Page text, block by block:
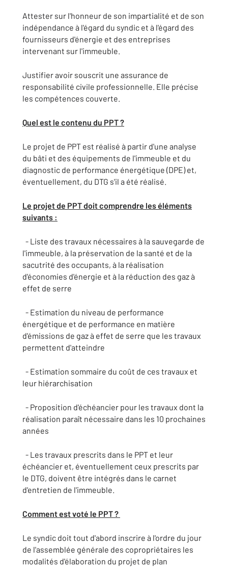
Attester sur l'honneur de son impartialité et de son
indépendance à l'égard du syndic et à l'égard des
fournisseurs d'énergie et des entreprises
intervenant sur l'immeuble.
Justifier avoir souscrit une assurance de
responsabilité civile professionnelle. Elle précise
les compétences couverte.
Quel est le contenu du PPT ?
Le projet de PPT est réalisé à partir d'une analyse
du bâti et des équipements de l'immeuble et du
diagnostic de performance énergétique (DPE) et,
éventuellement, du DTG s'il a été réalisé.
Le projet de PPT doit comprendre les éléments
suivants :
- Liste des travaux nécessaires à la sauvegarde de
l'immeuble, à la préservation de la santé et de la
sacutrité des occupants, à la réalisation
d'économies d'énergie et à la réduction des gaz à
effet de serre
- Estimation du niveau de performance
énergétique et de performance en matière
d'émissions de gaz à effet de serre que les travaux
permettent d'atteindre
- Estimation sommaire du coût de ces travaux et
leur hiérarchisation
- Proposition d'échéancier pour les travaux dont la
réalisation paraît nécessaire dans les 10 prochaines
années
- Les travaux prescrits dans le PPT et leur
échéancier et, éventuellement ceux prescrits par
le DTG, doivent être intégrés dans le carnet
d'entretien de l'immeuble.
Comment est voté le PPT ?
Le syndic doit tout d'abord inscrire à l'ordre du jour
de l'assemblée générale des copropriétaires les
modalités d'élaboration du projet de plan